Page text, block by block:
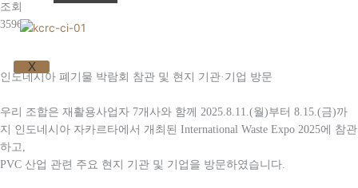
X
조회
3596
인도네시아 폐기물 박람회 참관 및 현지 기관·기업 방문
우리 조합은 재활용사업자 7개사와 함께 2025.8.11.(월)부터 8.15.(금)까
지 인도네시아 자카르타에서 개최된 International Waste Expo 2025에 참관
하고,
PVC 산업 관련 주요 현지 기관 및 기업을 방문하였습니다.